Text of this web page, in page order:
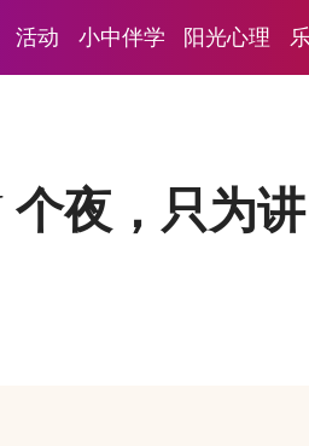
活动 小中伴学 阳光心理
夜，只为讲